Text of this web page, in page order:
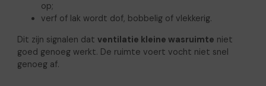
op;
verf of lak wordt dof, bobbelig of vlekkerig.
Dit zijn signalen dat ventilatie kleine wasruimte niet
goed genoeg werkt. De ruimte voert vocht niet snel
genoeg af.